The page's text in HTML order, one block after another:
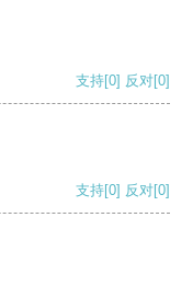
支持[0] 反对[0]
支持[0] 反对[0]